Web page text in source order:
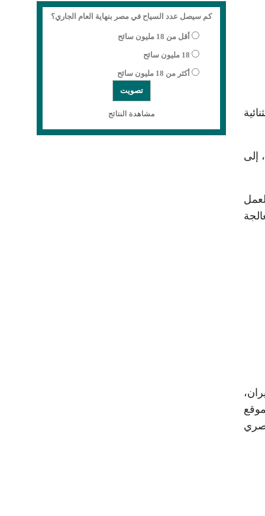
إلى
كم سيصل عدد السياح في مصر بنهاية العام الجاري؟
أقل من 18 مليون سائح
18 مليون سائح
أكثر من 18 مليون سائح
مشاهدة النتائج